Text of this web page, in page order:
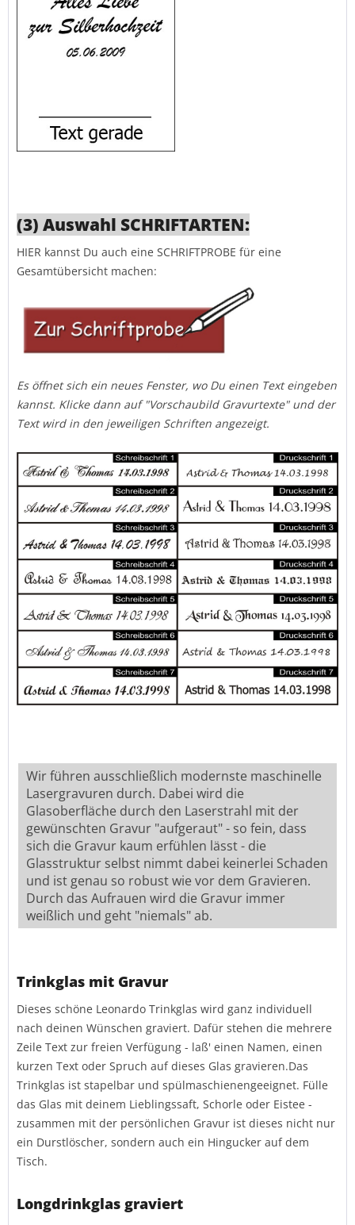
(3) Auswahl SCHRIFTARTEN:
HIER kannst Du auch eine SCHRIFTPROBE für eine
Gesamtübersicht machen:
Es öffnet sich ein neues Fenster, wo Du einen Text eingeben
kannst. Klicke dann auf "Vorschaubild Gravurtexte" und der
Text wird in den jeweiligen Schriften angezeigt.
Wir führen ausschließlich modernste maschinelle
Lasergravuren durch. Dabei wird die
Glasoberfläche durch den Laserstrahl mit der
gewünschten Gravur "aufgeraut" - so fein, dass
sich die Gravur kaum erfühlen lässt - die
Glasstruktur selbst nimmt dabei keinerlei Schaden
und ist genau so robust wie vor dem Gravieren.
Durch das Aufrauen wird die Gravur immer
weißlich und geht "niemals" ab.
Trinkglas mit Gravur
Dieses schöne Leonardo Trinkglas wird ganz individuell
nach deinen Wünschen graviert. Dafür stehen die mehrere
Zeile Text zur freien Verfügung - laß' einen Namen, einen
kurzen Text oder Spruch auf dieses Glas gravieren.Das
Trinkglas ist stapelbar und spülmaschienengeeignet. Fülle
das Glas mit deinem Lieblingssaft, Schorle oder Eistee -
zusammen mit der persönlichen Gravur ist dieses nicht nur
ein Durstlöscher, sondern auch ein Hingucker auf dem
Tisch.
Longdrinkglas graviert